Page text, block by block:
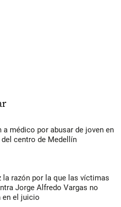
a médico por abusar de joven en
centro de Medellín
la razón por la que las víctimas
Jorge Alfredo Vargas no
en el juicio